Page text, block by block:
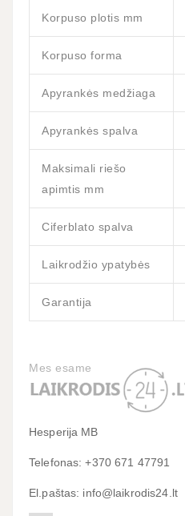
Korpuso plotis mm
Korpuso forma
Apyrankės medžiaga
Apyrankės spalva
Maksimali riešo
apimtis mm
Ciferblato spalva
Laikrodžio ypatybės
Garantija
Mes esame
Hesperija MB
Telefonas: +370 671 47791
El.paštas: info@laikrodis24.lt